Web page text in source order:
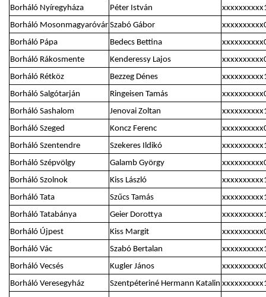
Borháló Nyíregyháza
Péter István
Borháló Mosonmagyaróvár Szabó Gábor
Borháló Pápa
Bedecs Bettina
Borháló Rákosmente
Kenderessy Lajos
Borháló Rétköz
Bezzeg Dénes
Borháló Salgótarján
Ringeisen Tamás
Borháló Sashalom
Jenovai Zoltan
Borháló Szeged
Koncz Ferenc
Borháló Szentendre
Szekeres Ildikó
Borháló Szépvölgy
Galamb György
Borháló Szolnok
Kiss László
Borháló Tata
Szűcs Tamás
Borháló Tatabánya
Geier Dorottya
Borháló Újpest
Kiss Margit
Borháló Vác
Szabó Bertalan
Borháló Vecsés
Kugler János
Borháló Veresegyház
Szentpéteriné Hermann Katalin